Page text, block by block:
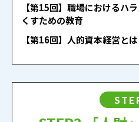
【第15回】職場におけるハ
くすための教育
【第16回】人的資本経営とは